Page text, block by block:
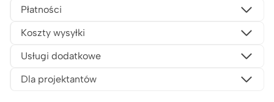
Płatności
Koszty wysyłki
Usługi dodatkowe
Dla projektantów